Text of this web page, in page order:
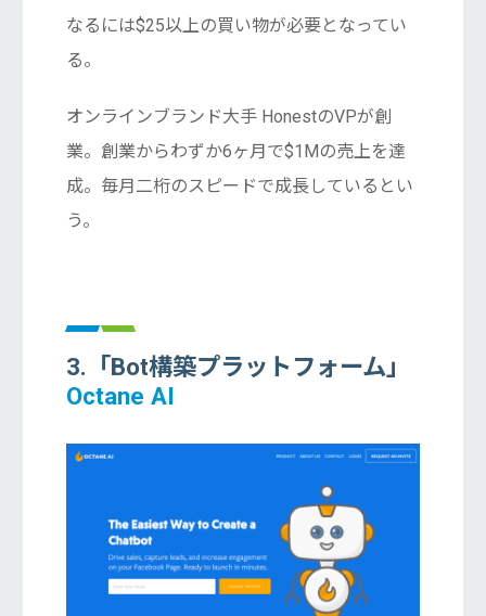
なるには$25以上の買い物が必要となってい
る。
オンラインブランド大手 HonestのVPが創
業。創業からわずか6ヶ月で$1Mの売上を達
成。毎月二桁のスピードで成長しているとい
う。
3.「Bot構築プラットフォーム」
Octane AI